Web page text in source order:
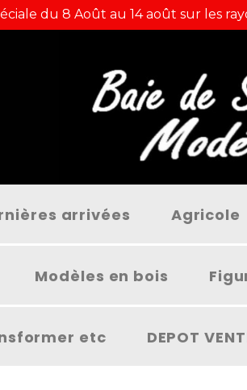
du 8 Août au 14 août sur les
arrivées Agricole
Modèles en bois
etc DEPOT